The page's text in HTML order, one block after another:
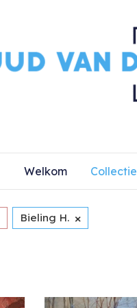
Welkom Collectie
Bieling H. ×